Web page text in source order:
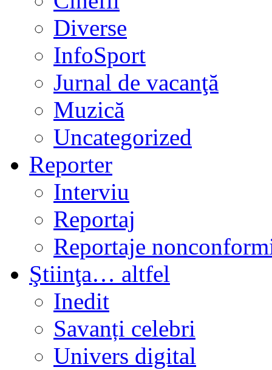
Diverse
InfoSport
Jurnal de vacanţă
Muzică
Uncategorized
Reporter
Interviu
Reportaj
Reportaje
Ştiinţa… altfel
Inedit
Savanți celebri
Univers digital